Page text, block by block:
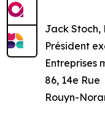
Jack Stoch,
Président
Entreprises
86, 14e Rue
Rouyn-